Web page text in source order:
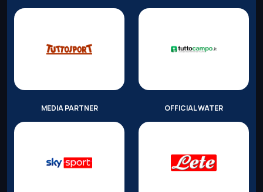
MEDIA PARTNER OFFICIAL WATER